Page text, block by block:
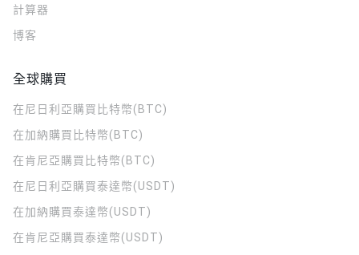
計算器
博客
全球購買
在尼日利亞購買比特幣(BTC)
在加納購買比特幣(BTC)
在肯尼亞購買比特幣(BTC)
在尼日利亞購買泰達幣(USDT)
在加納購買泰達幣(USDT)
在肯尼亞購買泰達幣(USDT)